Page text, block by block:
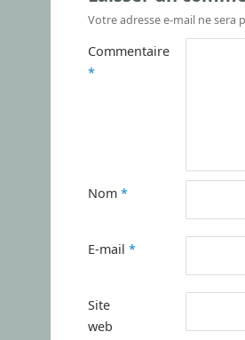
Votre adresse e-mail ne sera
Commentaire
*
Nom *
E-mail *
Site
web